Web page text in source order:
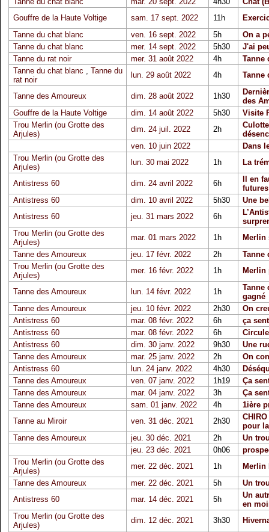
Gouffre de la Haute Voltige
sam. 17 sept. 2022 11h
Tanne du chat blanc
ven. 16 sept. 2022 5h
On a
Tanne du chat blanc
mer. 14 sept. 2022 5h30
J'ai
Tanne du rat noir
mer. 31 août 2022 4h
Tanne
Tanne du chat blanc , Tanne du
rat noir
lun. 29 août 2022 4h Tanne
Tanne des Amoureux dim. 28 août 2022 1h30
des
Gouffre de la Haute Voltige
dim. 14 août 2022 5h30
Visite
Trou Merlin (ou Grotte des
Arjules)
dim. 24 juil. 2022 2h
ven. 10 juin 2022
Dans
Trou Merlin (ou Grotte des
Arjules)
lun. 30 mai 2022 1h La
Antistress 60 dim. 24 avril 2022 6h
Il en
futures
Antistress 60
dim. 10 avril 2022 5h30
Une
Antistress 60
jeu. 31 mars 2022 6h
Trou Merlin (ou Grotte des
Arjules)
mar. 01 mars 2022 1h
Merlin
Tanne des Amoureux
jeu. 17 févr. 2022 2h
Tanne
Trou Merlin (ou Grotte des
Arjules)
mer. 16 févr. 2022 1h Merlin
Tanne des Amoureux lun. 14 févr. 2022 1h
Tanne
gagné
Tanne des Amoureux
jeu. 10 févr. 2022 2h30
On
Antistress 60
mar. 08 févr. 2022 6h
ça
Antistress 60
mar. 08 févr. 2022 6h
Antistress 60
dim. 30 janv. 2022 9h30
Une
Tanne des Amoureux
mar. 25 janv. 2022 2h
On
Antistress 60
lun. 24 janv. 2022 4h30
Tanne des Amoureux
ven. 07 janv. 2022 1h19
Ça
Tanne des Amoureux
mar. 04 janv. 2022 3h
Ça
Tanne des Amoureux
sam. 01 janv. 2022 4h
1ière
Tanne au Miroir
ven. 31 déc. 2021 2h30
pour
Tanne des Amoureux
jeu. 30 déc. 2021 2h
Un
jeu. 23 déc. 2021
0h06
Trou Merlin (ou Grotte des
Arjules)
mer. 22 déc. 2021 1h
Merlin
Tanne des Amoureux
mer. 22 déc. 2021 5h
Un
Antistress 60
mar. 14 déc. 2021 5h
Un
en
Trou Merlin (ou Grotte des
Arjules)
dim. 12 déc. 2021 3h30